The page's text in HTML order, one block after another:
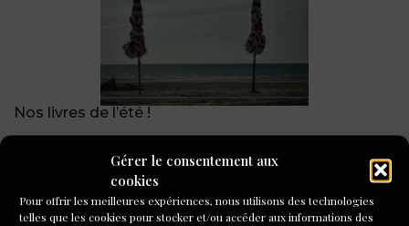
Gérer le consentement aux
cookies
Pour offrir les meilleures expériences, nous utilisons des technologies
telles que les cookies pour stocker et/ou accéder aux informations des
Nos livres de l’été !